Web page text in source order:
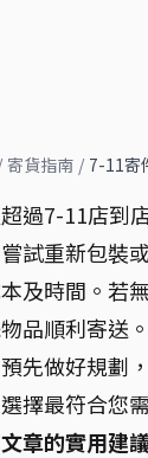
寄貨指南 / 7-11寄
過7-11店到
試重新包裝
及時間。若
品順利寄送
先做好規劃
擇最符合您
章的實用建